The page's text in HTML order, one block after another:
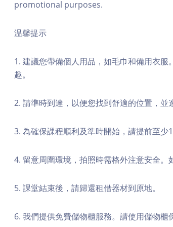
promotional purposes.
温馨提示
1. 建議您帶備個人用品，如毛巾和備用衣
趣。
2. 請準時到達，以便您找到舒適的位置，並
3. 為確保課程順利及準時開始，請提前至
4. 留意周圍環境，拍照時需格外注意安全。
5. 課堂結束後，請歸還租借器材到原地。
6. 我們提供免費儲物櫃服務。請使用儲物櫃